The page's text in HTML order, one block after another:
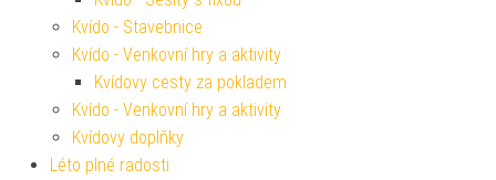
Kvído - Stavebnice
Kvído - Venkovní hry a aktivity
Kvídovy cesty za pokladem
Kvído - Venkovní hry a aktivity
Kvídovy doplňky
Léto plné radosti